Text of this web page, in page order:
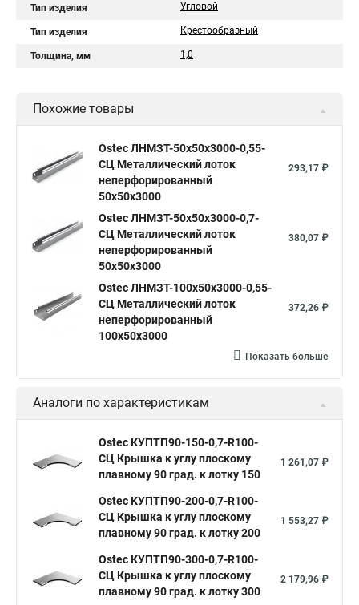
Тип изделия Угловой
Тип изделия Крестообразный
Толщина, мм 1,0
Похожие товары
Ostec ЛНМЗТ-50х50х3000-0,55-
СЦ Металлический лоток
неперфорированный
50х50х3000
293,17 ₽
Ostec ЛНМЗТ-50х50х3000-0,7-
СЦ Металлический лоток
неперфорированный
50х50х3000
380,07 ₽
Ostec ЛНМЗТ-100х50х3000-0,55-
СЦ Металлический лоток
неперфорированный
100х50х3000
372,26 ₽
Показать больше
Аналоги по характеристикам
Ostec КУПТП90-150-0,7-R100-
СЦ Крышка к углу плоскому
плавному 90 град. к лотку 150
1 261,07 ₽
Ostec КУПТП90-200-0,7-R100-
СЦ Крышка к углу плоскому
плавному 90 град. к лотку 200
1 553,27 ₽
Ostec КУПТП90-300-0,7-R100-
СЦ Крышка к углу плоскому
плавному 90 град. к лотку 300
2 179,96 ₽